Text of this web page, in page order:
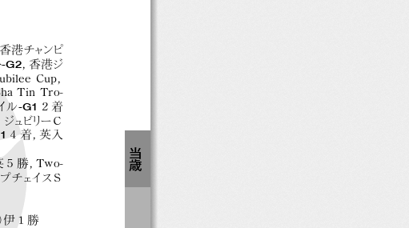
当
歳
香港チャンピ
-G2，香港ジ
Cup，
Tin Tro-
ル-G1 ２着
ュビリー Ｃ
４着，英入
５勝，Two-
プチェイスＳ
伊１勝